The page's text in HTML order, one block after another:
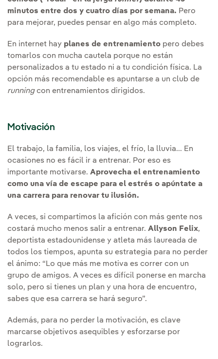
minutos entre dos y cuatro días por semana. Pero
para mejorar, puedes pensar en algo más completo.
En internet hay planes de entrenamiento pero debes
tomarlos con mucha cautela porque no están
personalizados a tu estado ni a tu condición física. La
opción más recomendable es apuntarse a un club de
runningcon entrenamientos dirigidos.
Motivación
El trabajo, la familia, los viajes, el frío, la lluvia... En
ocasiones no es fácil ir a entrenar. Por eso es
importante motivarse. Aprovecha el entrenamiento
como una vía de escape para el estrés o apúntate a
una carrera para renovar tu ilusión.
A veces, si compartimos la afición con más gente nos
costará mucho menos salir a entrenar. Allyson Felix,
deportista estadounidense y atleta más laureada de
todos los tiempos, apunta su estrategia para no perder
el ánimo: “Lo que más me motiva es correr con un
grupo de amigos. A veces es difícil ponerse en marcha
solo, pero si tienes un plan y una hora de encuentro,
sabes que esa carrera se hará seguro”.
Además, para no perder la motivación, es clave
marcarse objetivos asequibles y esforzarse por
lograrlos.